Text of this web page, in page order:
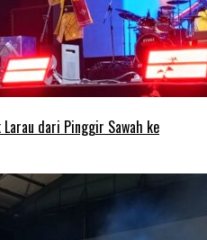
dari Pinggir Sawah ke